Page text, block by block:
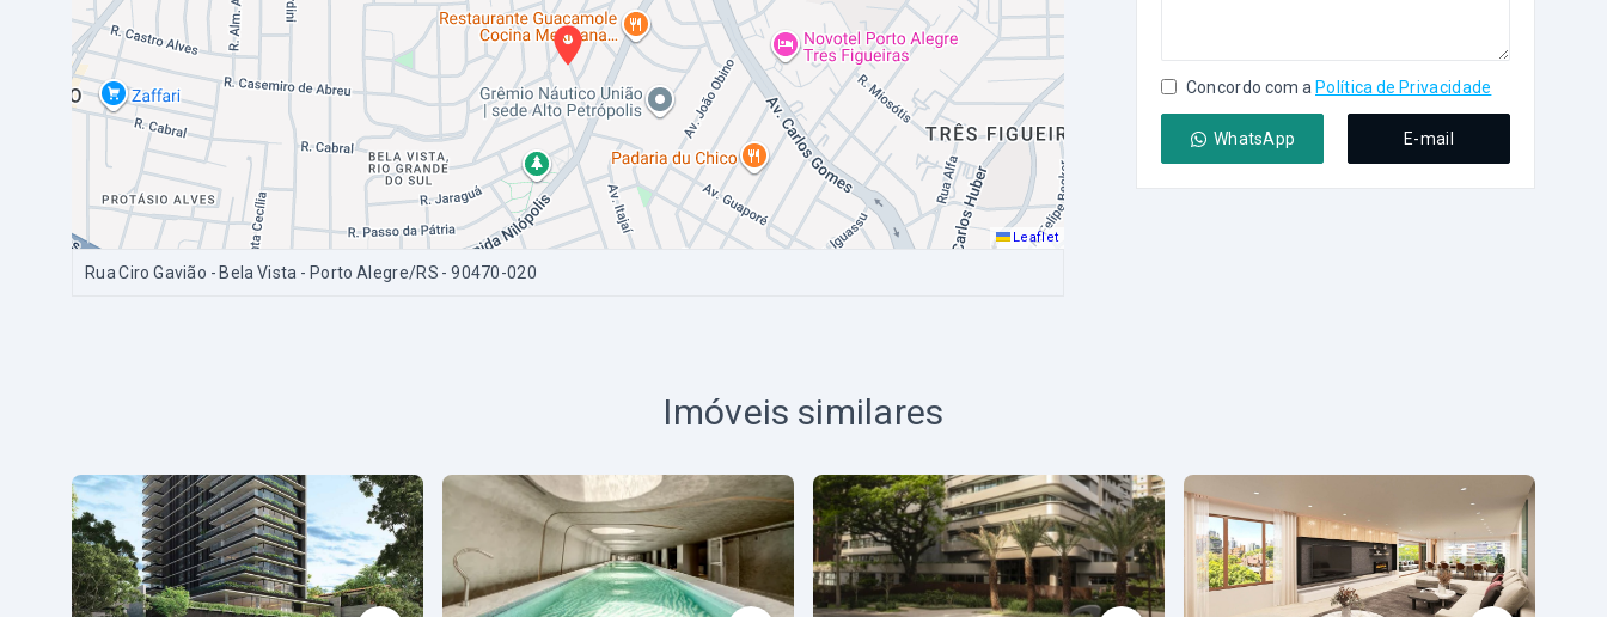
Leaflet
Rua Ciro Gavião - Bela Vista - Porto Alegre/RS - 90470-020
Concordo com a Política de Privacidade
WhatsApp E-mail
Imóveis similares